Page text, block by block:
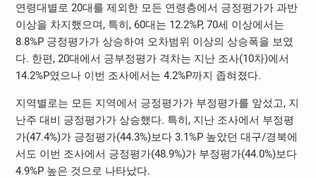
연령대별로 20대를 제외한 모든 연령층에서 긍정평가가 과반
이상을 차지했으며, 특히, 60대는 12.2%P, 70세 이상에서는
8.8%P 긍정평가가 상승하여 오차범위 이상의 상승폭을 보였
다. 한편, 20대에서 긍부정평가 격차는 지난 조사(10차)에서
14.2%P였으나 이번 조사에서는 4.2%P까지 좁혀졌다.
지역별로는 모든 지역에서 긍정평가가 부정평가를 앞섰고, 지
난주 대비 긍정평가가 상승했다. 특히, 지난 조사에서 부정평
가(47.4%)가 긍정평가(44.3%)보다 3.1%P 높았던 대구/경북에
서도 이번 조사에서 긍정평가(48.9%)가 부정평가(44.0%)보다
4.9%P 높은 것으로 나타났다.